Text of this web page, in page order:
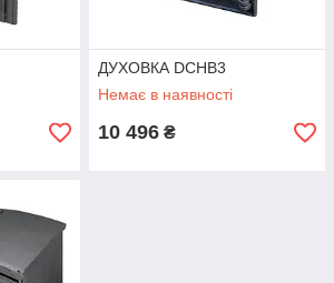
ДУХОВКА DCHB3
Немає в наявності
10 496 ₴